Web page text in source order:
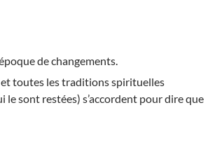
de changements.
toutes les traditions spirituelles
le sont restées) s’accordent pour dire que